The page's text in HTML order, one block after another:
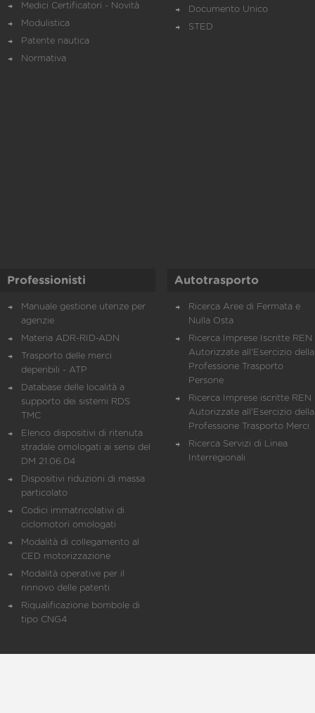
Medici Certificatori - Novità
Modulistica
Patente nautica
Normativa
Documento Unico
STED
Professionisti
Manuale gestione utenze per
agenzie
Materia ADR-RID-ADN
Trasporto delle merci
deperibili - ATP
Database delle località a
supporto dei sistemi RDS
TMC
Elenco dispositivi di ritenuta
stradale omologati ai sensi del
DM 21.06.04
Dispositivi riduzioni di massa
particolato
Codici immatricolativi di
ciclomotori omologati
Modalità di collegamento al
CED motorizzazione
Modalità operative per il
rinnovo delle patenti
Riqualificazione bombole di
tipo CNG4
Autotrasporto
Ricerca Aree di Fermata e
Nulla Osta
Ricerca Imprese Iscritte REN
Autorizzate all'Esercizio della
Professione Trasporto
Persone
Ricerca Imprese iscritte REN
Autorizzate all'Esercizio della
Professione Trasporto Merci
Ricerca Servizi di Linea
Interregionali